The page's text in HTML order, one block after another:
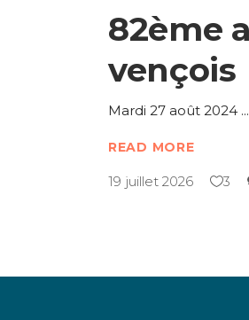
82ème
vençois
Mardi 27 août 2024
READ MORE
19 juillet 2026 3